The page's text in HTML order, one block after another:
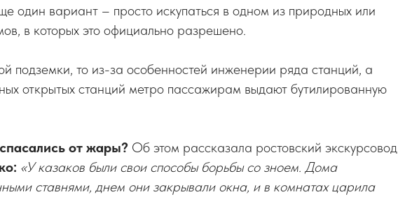
один вариант – просто искупаться в одном из природных или
в которых это официально разрешено.
подземки, то из-за особенностей инженерии ряда станций, а
открытых станций метро пассажирам выдают бутилированную
от жары? Об этом рассказала ростовский экскурсовод
«У казаков были свои способы борьбы со зноем. Дома
ставнями, днем они закрывали окна, и в комнатах царила